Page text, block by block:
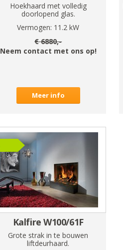
Hoekhaard met volledig
doorlopend glas.
Vermogen: 11.2 kW
€6880,-
Neem contact met ons op!
Meer info
Kalfire W100/61F
Grote strak in te bouwen
liftdeurhaard.